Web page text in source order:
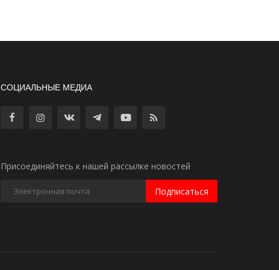
СОЦИАЛЬНЫЕ МЕДИА
Присоединяйтесь к нашей рассылке новостей
Подписаться